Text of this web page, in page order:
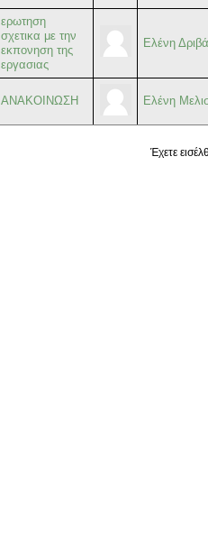
ερωτηση
σχετικα με την
εκπονηση της
εργασιας
Ελένη
ΑΝΑΚΟΙΝΩΣΗ Ελένη
Έχετε